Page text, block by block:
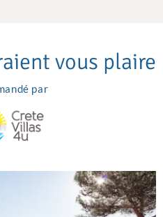
vous plaire
par